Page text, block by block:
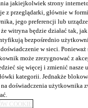
Kleje
szybki klej
jakiejkolwiek strony
z przeglądarki, głównie w
jego preferencji lub
witryna będzie działać tak,
bezpośrednio
w sieci.
może zrezygnować z
się więcej i zmienić nasze
kategorii. Jednakże
doświadczenia użytkownika
COOKIE